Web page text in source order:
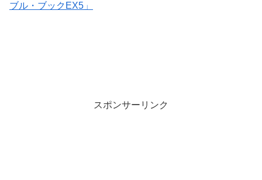
ブル・ブックEX5」
スポンサーリンク